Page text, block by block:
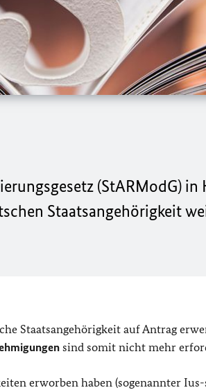
(StARModG) in
Staatsangehörigkeit
Staatsangehörigkeit auf Antrag
sind somit nicht mehr
erworben haben (sogenannter